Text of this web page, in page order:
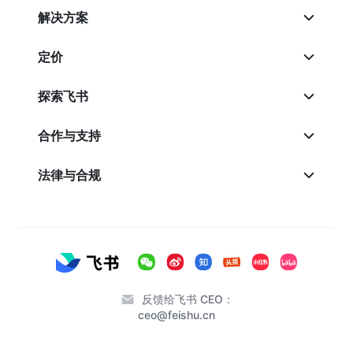
解决方案
定价
探索飞书
合作与支持
法律与合规
反馈给飞书 CEO：
ceo@feishu.cn